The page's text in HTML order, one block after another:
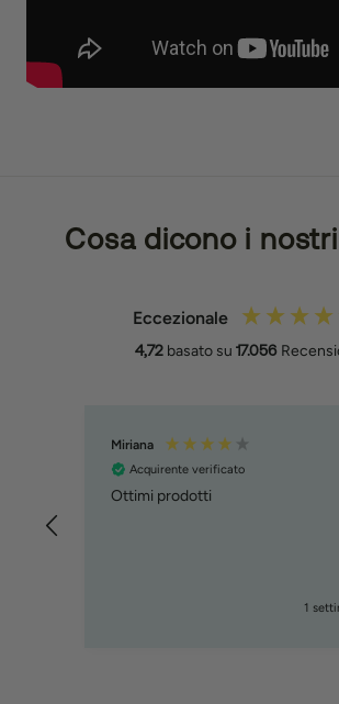
Cosa dicono i
Eccezionale
4,72 basato su 17.056
Miriana
Acquirente verificato
Ottimi prodotti
1